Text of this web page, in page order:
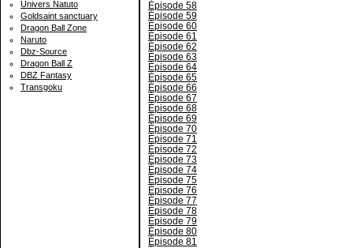
Univers Natuto
Goldsaint sanctuary
Dragon Ball Zone
Naruto
Dbz-Source
Dragon Ball Z
DBZ Fantasy
Transgoku
Épisode 58
Épisode 59
Épisode 60
Épisode 61
Épisode 62
Épisode 63
Épisode 64
Épisode 65
Épisode 66
Épisode 67
Épisode 68
Épisode 69
Épisode 70
Épisode 71
Épisode 72
Épisode 73
Épisode 74
Épisode 75
Épisode 76
Épisode 77
Épisode 78
Épisode 79
Épisode 80
Épisode 81